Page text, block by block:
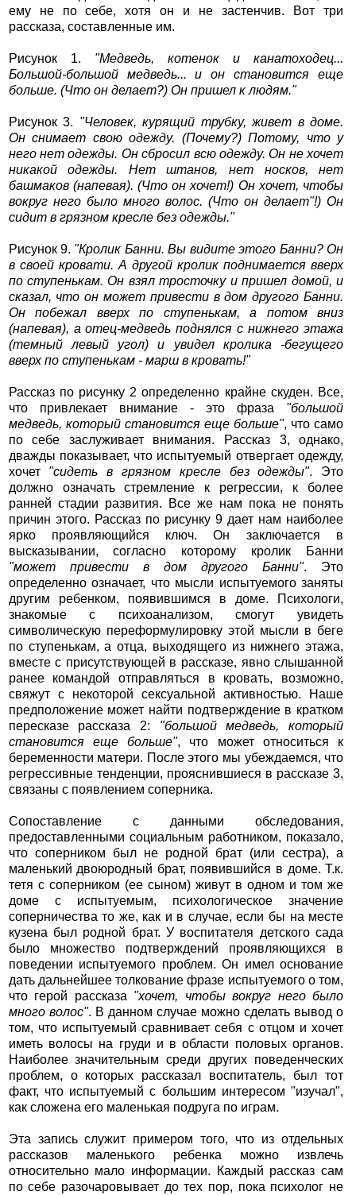
ему не по себе, хотя он и не застенчив. Вот три
рассказа, составленные им.
Рисунок 1. "Медведь, котенок и канатоходец...
Большой-большой медведь... и он становится еще
больше. (Что он делает?) Он пришел к людям."
Рисунок 3. "Человек, курящий трубку, живет в доме.
Он снимает свою одежду. (Почему?) Потому, что у
него нет одежды. Он сбросил всю одежду. Он не хочет
никакой одежды. Нет штанов, нет носков, нет
башмаков (напевая). (Что он хочет!) Он хочет, чтобы
вокруг него было много волос. (Что он делает"!) Он
сидит в грязном кресле без одежды."
Рисунок 9. "Кролик Банни. Вы видите этого Банни? Он
в своей кровати. А другой кролик поднимается вверх
по ступенькам. Он взял тросточку и пришел домой, и
сказал, что он может привести в дом другого Банни.
Он побежал вверх по ступенькам, а потом вниз
(напевая), а отец-медведь поднялся с нижнего этажа
(темный левый угол) и увидел кролика -бегущего
вверх по ступенькам - марш в кровать!"
Рассказ по рисунку 2 определенно крайне скуден. Все,
что привлекает внимание - это фраза "большой
медведь, который становится еще больше", что само
по себе заслуживает внимания. Рассказ 3, однако,
дважды показывает, что испытуемый отвергает одежду,
хочет "сидеть в грязном кресле без одежды". Это
должно означать стремление к регрессии, к более
ранней стадии развития. Все же нам пока не понять
причин этого. Рассказ по рисунку 9 дает нам наиболее
ярко проявляющийся ключ. Он заключается в
высказывании, согласно которому кролик Банни
"может привести в дом другого Банни". Это
определенно означает, что мысли испытуемого заняты
другим ребенком, появившимся в доме. Психологи,
знакомые с психоанализом, смогут увидеть
символическую переформулировку этой мысли в беге
по ступенькам, а отца, выходящего из нижнего этажа,
вместе с присутствующей в рассказе, явно слышанной
ранее командой отправляться в кровать, возможно,
свяжут с некоторой сексуальной активностью. Наше
предположение может найти подтверждение в кратком
пересказе рассказа 2: "большой медведь, который
становится еще больше", что может относиться к
беременности матери. После этого мы убеждаемся, что
регрессивные тенденции, прояснившиеся в рассказе 3,
связаны с появлением соперника.
Сопоставление с данными обследования,
предоставленными социальным работником, показало,
что соперником был не родной брат (или сестра), а
маленький двоюродный брат, появившийся в доме. Т.к.
тетя с соперником (ее сыном) живут в одном и том же
доме с испытуемым, психологическое значение
соперничества то же, как и в случае, если бы на месте
кузена был родной брат. У воспитателя детского сада
было множество подтверждений проявляющихся в
поведении испытуемого проблем. Он имел основание
дать дальнейшее толкование фразе испытуемого о том,
что герой рассказа "хочет, чтобы вокруг него было
много волос". В данном случае можно сделать вывод о
том, что испытуемый сравнивает себя с отцом и хочет
иметь волосы на груди и в области половых органов.
Наиболее значительным среди других поведенческих
проблем, о которых рассказал воспитатель, был тот
факт, что испытуемый с большим интересом "изучал",
как сложена его маленькая подруга по играм.
Эта запись служит примером того, что из отдельных
рассказов маленького ребенка можно извлечь
относительно мало информации. Каждый рассказ сам
по себе разочаровывает до тех пор, пока психолог не